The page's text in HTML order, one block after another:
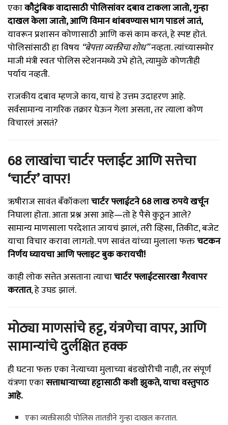
एकाकौटुंबिक वादासाठी पोलिसांवर दबाव टाकला जातो, गुन्हा
दाखल केला जातो, आणि विमान थांबवण्यास भाग पाडलं जातं,
यावरून प्रशासन कोणासाठी आणि कसं काम करतं, हे स्पष्ट होतं.
पोलिसांसाठी हा विषय “बेपत्ता व्यक्तीचा शोध”नव्हता. त्यांच्यासमोर
माजी मंत्री स्वतः पोलिस स्टेशनमध्ये उभे होते, त्यामुळे कोणतीही
पर्याय नव्हती.
राजकीय दबाव म्हणजे काय, याचं हे उत्तम उदाहरण आहे.
सर्वसामान्य नागरिक तक्रार घेऊन गेला असता, तर त्याला कोण
विचारलं असतं?
68 लाखांचा चार्टर फ्लाईट आणि सत्तेचा
‘चार्टर’ वापर!
ऋषीराज सावंत बँकॉकलाचार्टर फ्लाईटने 68 लाख रुपये खर्चून
निघाला होता. आता प्रश्न असा आहे—तो हे पैसे कुठून आले?
सामान्य माणसाला परदेशात जायचं झालं, तरी व्हिसा, तिकीट, बजेट
याचा विचार करावा लागतो. पण सावंत यांच्या मुलाला फक्तचटकन
निर्णय घ्यायचा आणि फ्लाइट बुक करायची!
काही लोक सत्तेत असताना त्याचाचार्टर फ्लाईटसारखा गैरवापर
करतात, हे उघड झालं.
मोठ्या माणसांचे हट्ट, यंत्रणेचा वापर, आणि
सामान्यांचे दुर्लक्षित हक्क
ही घटना फक्त एका नेत्याच्या मुलाच्या बंडखोरीची नाही, तर संपूर्ण
यंत्रणा एकासत्ताधाऱ्याच्या हट्टासाठी कशी झुकते, याचा वस्तुपाठ
आहे.
एका व्यक्तीसाठी पोलिस तातडीने गुन्हा दाखल करतात.